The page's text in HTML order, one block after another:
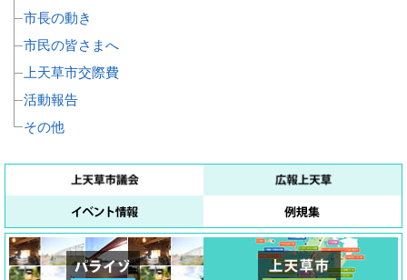
市長の動き
市民の皆さまへ
上天草市交際費
活動報告
その他